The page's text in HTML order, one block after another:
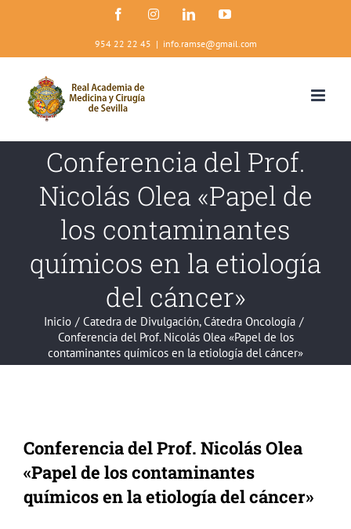
FacebookInstagramLinkedInYouTube
954 22 22 45 | info.ramse@gmail.com
Conferencia del Prof.
Nicolás Olea «Papel de
los contaminantes
químicos en la etiología
del cáncer»
Inicio / Catedra de Divulgación,Cátedra Oncología /
Conferencia del Prof. Nicolás Olea «Papel de los
contaminantes químicos en la etiología del cáncer»
Conferencia del Prof. Nicolás Olea
«Papel de los contaminantes
químicos en la etiología del cáncer»